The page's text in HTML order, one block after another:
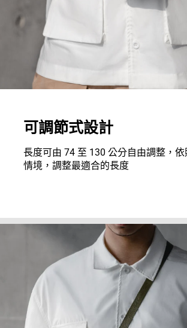
可調節式設計
長度可由 74 至 130 公分自由調整，
情境，調整最適合的長度